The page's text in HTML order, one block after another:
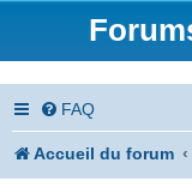
FAQ
Accueil du forum